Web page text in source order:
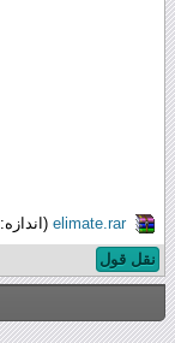
elimate.rar (اندازه: 5.54 MB)
نقل قول